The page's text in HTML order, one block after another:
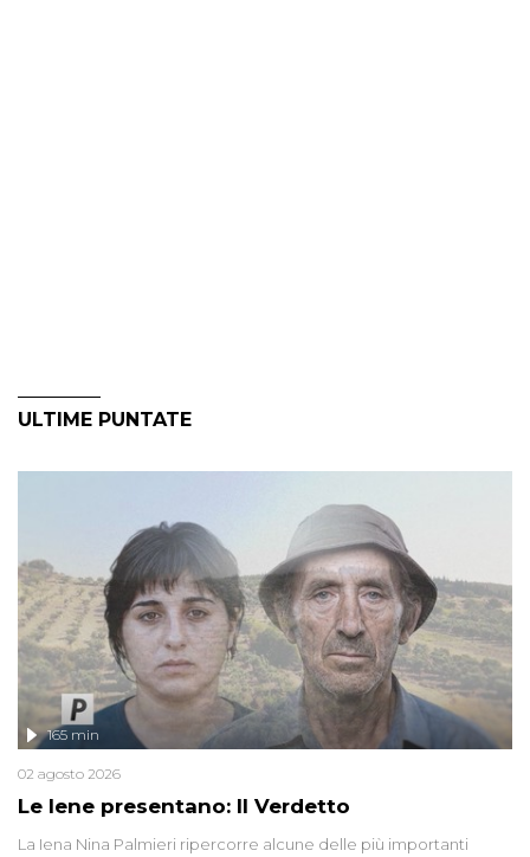
ULTIME PUNTATE
Le Iene presentano: Il Verdetto
165 min
02 agosto 2026
La Iena Nina Palmieri ripercorre alcune delle più importanti